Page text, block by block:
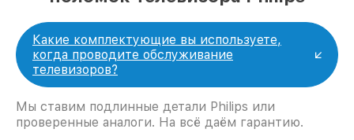
Какие комплектующие вы используете,
когда проводите обслуживание
телевизоров?
Мы ставим подлинные детали Philips или
проверенные аналоги. На всё даём гарантию.